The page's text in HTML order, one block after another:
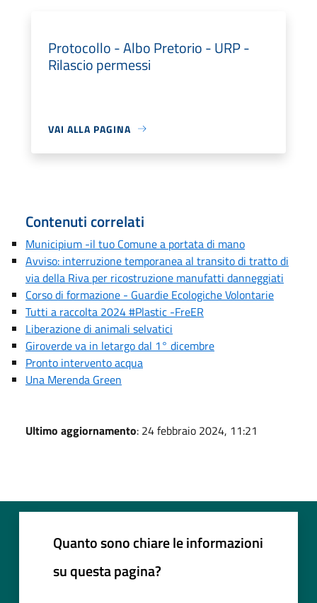
Protocollo - Albo Pretorio - URP -
Rilascio permessi
VAI ALLA PAGINA
Contenuti correlati
Municipium -il tuo Comune a portata di mano
Avviso: interruzione temporanea al transito di tratto di
via della Riva per ricostruzione manufatti danneggiati
Corso di formazione - Guardie Ecologiche Volontarie
Tutti a raccolta 2024 #Plastic -FreER
Liberazione di animali selvatici
Giroverde va in letargo dal 1° dicembre
Pronto intervento acqua
Una Merenda Green
Ultimo aggiornamento: 24 febbraio 2024, 11:21
Quanto sono chiare le informazioni
su questa pagina?